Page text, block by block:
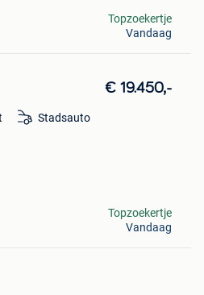
Topzoekertje
Vandaag
€ 19.450,-
Stadsauto
Topzoekertje
Vandaag